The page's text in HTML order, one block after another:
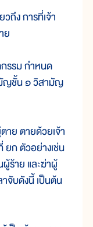
ถึง การที่เจ้า
ย
รรม กำหนด
ญชั้น ๑ วิสามัญ
ย ตายด้วยเจ้า
ยก ตัวอย่างเช่น
ผู้ร้าย และฆ่าผู้
าจับดังนี้ เป็นต้น